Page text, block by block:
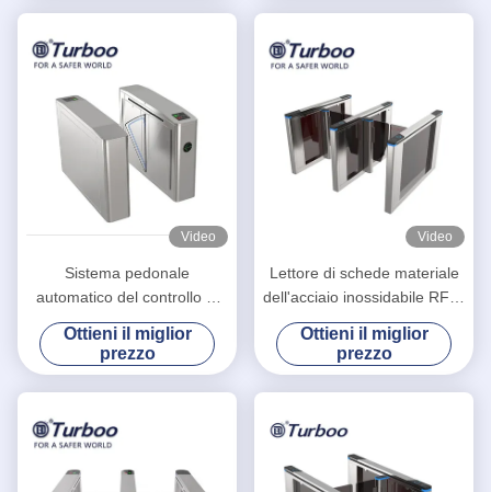
Video
Sistema pedonale
automatico del controllo di
accesso del cancello
girevole della barriera della
falda di altezza della vita
Ottieni il miglior
prezzo
Video
Lettore di schede materiale
dell'acciaio inossidabile RFID
del portone della barriera
dell'oscillazione della pagaia
di direzione della Bi
Ottieni il miglior
prezzo